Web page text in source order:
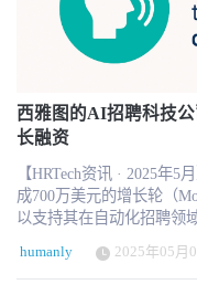
西雅图的AI招聘科技
长融资
【HRTech资讯 · 2025年
成700万美元的增长轮（
以支持其在自动化招聘领
Drive Capital、Y
领投，天使投资人包括
Lisa Brummel 及 Qualtrics
humanly 2025年05月